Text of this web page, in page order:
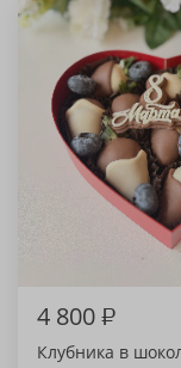
4 800₽
Клубника в